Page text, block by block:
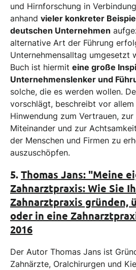
und Hirnforschung in
anhand vieler konkreter
deutschen Unternehmen
alternative Art der Führung
Unternehmensalltag umgesetzt
Buch ist hiermit eine große
Unternehmenslenker und
solche, die es werden wollen.
vorschlägt, beschreibt vor allem
Hinwendung zum Vertrauen,
Miteinander und zur
der Menschen und Firmen zu
auszuschöpfen.
5.Thomas Jans: "Meine
Zahnarztpraxis: Wie Sie
Zahnarztpraxis gründen,
oder in eine
2016
Der Autor Thomas Jans ist
Zahnärzte, Oralchirurgen und